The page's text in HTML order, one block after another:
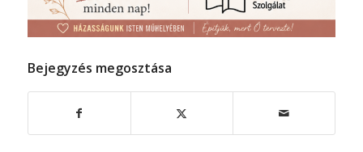
Bejegyzés megosztása